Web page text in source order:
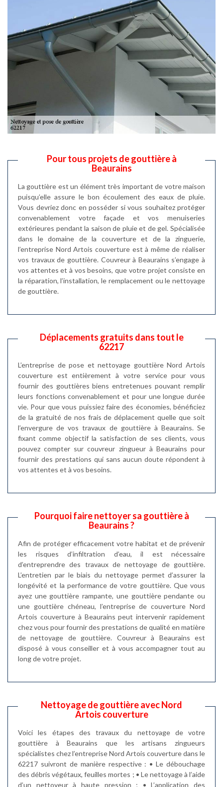
Pour tous projets de gouttière à
Beaurains
La gouttière est un élément très important de votre maison
puisqu’elle assure le bon écoulement des eaux de pluie.
Vous devriez donc en posséder si vous souhaitez protéger
convenablement votre façade et vos menuiseries
extérieures pendant la saison de pluie et de gel. Spécialisée
dans le domaine de la couverture et de la zinguerie,
l’entreprise Nord Artois couverture est à même de réaliser
vos travaux de gouttière. Couvreur à Beaurains s’engage à
vos attentes et à vos besoins, que votre projet consiste en
la réparation, l’installation, le remplacement ou le nettoyage
de gouttière.
Déplacements gratuits dans tout le
62217
L’entreprise de pose et nettoyage gouttière Nord Artois
couverture est entièrement à votre service pour vous
fournir des gouttières biens entretenues pouvant remplir
leurs fonctions convenablement et pour une longue durée
vie. Pour que vous puissiez faire des économies, bénéficiez
de la gratuité de nos frais de déplacement quelle que soit
l’envergure de vos travaux de gouttière à Beaurains. Se
fixant comme objectif la satisfaction de ses clients, vous
pouvez compter sur couvreur zingueur à Beaurains pour
fournir des prestations qui sans aucun doute répondent à
vos attentes et à vos besoins.
Pourquoi faire nettoyer sa gouttière à
Beaurains ?
Afin de protéger efficacement votre habitat et de prévenir
les risques d’infiltration d’eau, il est nécessaire
d’entreprendre des travaux de nettoyage de gouttière.
L’entretien par le biais du nettoyage permet d’assurer la
longévité et la performance de votre gouttière. Que vous
ayez une gouttière rampante, une gouttière pendante ou
une gouttière chéneau, l’entreprise de couverture Nord
Artois couverture à Beaurains peut intervenir rapidement
chez vous pour fournir des prestations de qualité en matière
de nettoyage de gouttière. Couvreur à Beaurains est
disposé à vous conseiller et à vous accompagner tout au
long de votre projet.
Nettoyage de gouttière avec Nord
Artois couverture
Voici les étapes des travaux du nettoyage de votre
gouttière à Beaurains que les artisans zingueurs
spécialistes chez l’entreprise Nord Artois couverture dans le
62217 suivront de manière respective : • Le débouchage
des débris végétaux, feuilles mortes ; • Le nettoyage à l’aide
d’un nettoyeur à haute pression ; • L’application des